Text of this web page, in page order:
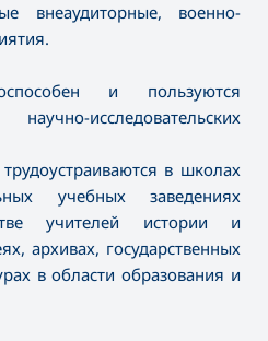
внеаудиторные, военно-
и пользуются
исследовательских
в школах
учебных заведениях
учителей истории и
архивах, государственных
в области образования и